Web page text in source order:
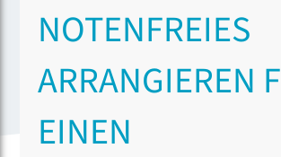
NOTENFREIES
ARRANGIEREN
EINEN